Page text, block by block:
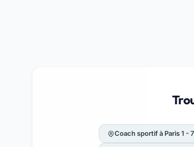
Coach sportif à Paris 1 -